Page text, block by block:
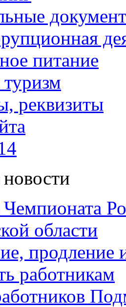
питание
реквизиты
области
продление
работникам